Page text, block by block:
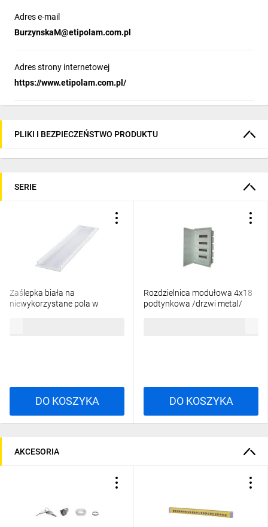
wpływu zmiany kształtu krzywej zabezpieczeń
symulowanie reakcji obciążenia lub zwarcia urządzeń
zabezpieczających
Sprawdź jakie to proste!
Adres e-mail
BurzynskaM@etipolam.com.pl
Adres strony internetowej
https://www.etipolam.com.pl/
PLIKI I BEZPIECZEŃSTWO PRODUKTU
SERIE
Zaślepka biała na
niewykorzystane pola w
DO KOSZYKA
Rozdzielnica modułowa 4x18
podtynkowa /drzwi metal/
DO KOSZYKA
AKCESORIA